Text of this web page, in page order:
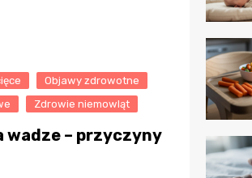
Objawy zdrowotne
Zdrowie niemowląt
wadze – przyczyny